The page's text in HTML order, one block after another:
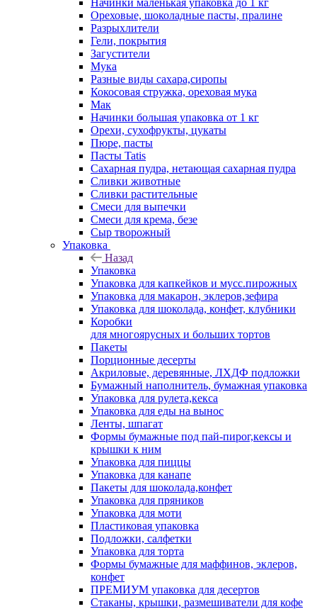
Начинки маленькая упаковка до 1 кг
Ореховые, шоколадные пасты, пралине
Разрыхлители
Гели, покрытия
Загустители
Мука
Разные виды сахара,сиропы
Кокосовая стружка, ореховая мука
Мак
Начинки большая упаковка от 1 кг
Орехи, сухофрукты, цукаты
Пюре, пасты
Пасты Tatis
Сахарная пудра, нетающая сахарная пудра
Сливки животные
Сливки растительные
Смеси для выпечки
Смеси для крема, безе
Сыр творожный
Упаковка
Назад
Упаковка
Упаковка для капкейков и мусс.пирожных
Упаковка для макарон, эклеров,зефира
Упаковка для шоколада, конфет, клубники
Коробки
для многоярусных и больших тортов
Пакеты
Порционные десерты
Акриловые, деревянные, ЛХДФ подложки
Бумажный наполнитель, бумажная упаковка
Упаковка для рулета,кекса
Упаковка для еды на вынос
Ленты, шпагат
Формы бумажные под пай-пирог,кексы и
крышки к ним
Упаковка для пиццы
Упаковка для канапе
Пакеты для шоколада,конфет
Упаковка для пряников
Упаковка для моти
Пластиковая упаковка
Подложки, салфетки
Упаковка для торта
Формы бумажные для маффинов, эклеров,
конфет
ПРЕМИУМ упаковка для десертов
Стаканы, крышки, размешиватели для кофе